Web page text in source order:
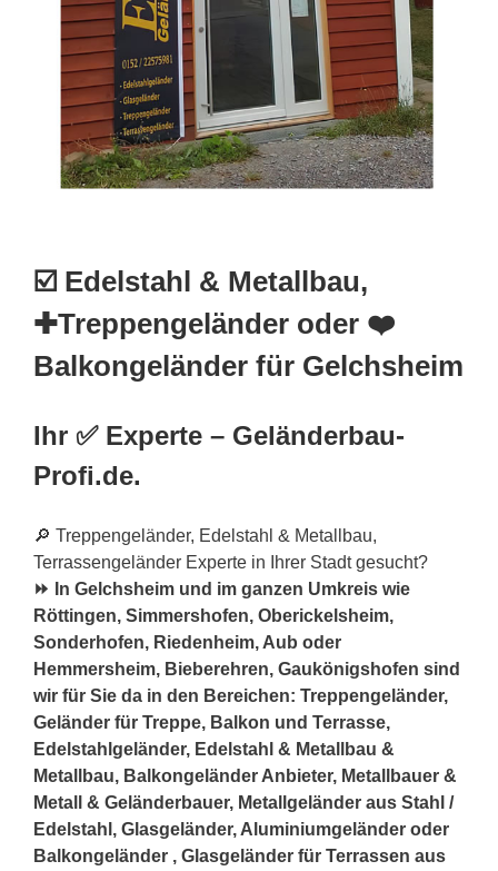
☑️ Edelstahl & Metallbau,
✚Treppengeländer oder ❤️
Balkongeländer für Gelchsheim
Ihr ✅ Experte – Geländerbau-
Profi.de.
🔎 Treppengeländer, Edelstahl & Metallbau,
Terrassengeländer Experte in Ihrer Stadt gesucht?
⏩ In Gelchsheim und im ganzen Umkreis wie
Röttingen, Simmershofen, Oberickelsheim,
Sonderhofen, Riedenheim, Aub oder
Hemmersheim, Bieberehren, Gaukönigshofen sind
wir für Sie da in den Bereichen: Treppengeländer,
Geländer für Treppe, Balkon und Terrasse,
Edelstahlgeländer, Edelstahl & Metallbau &
Metallbau, Balkongeländer Anbieter, Metallbauer &
Metall & Geländerbauer, Metallgeländer aus Stahl /
Edelstahl, Glasgeländer, Aluminiumgeländer oder
Balkongeländer , Glasgeländer für Terrassen aus